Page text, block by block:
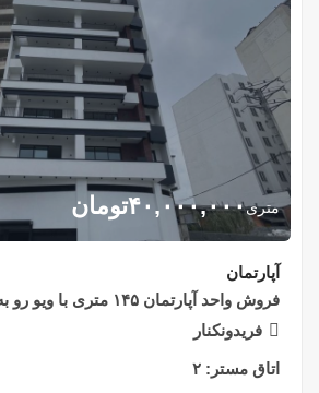
متری۴۰,۰۰۰,۰۰۰تومان
آپارتمان
فروش واحد آپارتمان ۱۴۵ متری با ویو رو به دریا در فریدونکنار
فریدونکنار
اتاق مستر: ۲